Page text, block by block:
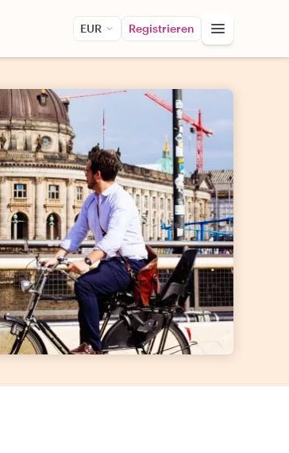
EUR Registrieren